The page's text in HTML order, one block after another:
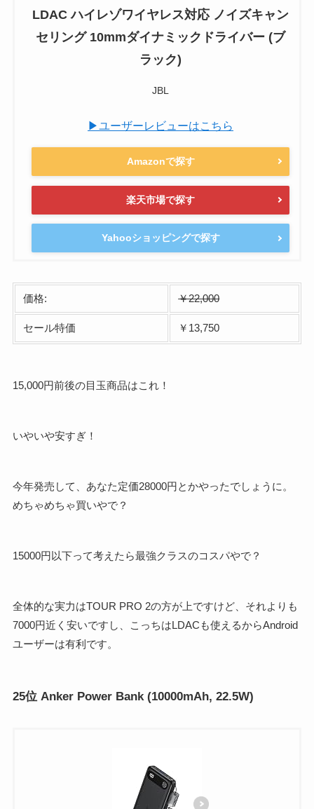
LDAC ハイレゾワイヤレス対応 ノイズキャン
セリング 10mmダイナミックドライバー (ブ
ラック)
JBL
▶ユーザーレビューはこちら
Amazonで探す
楽天市場で探す
Yahooショッピングで探す
価格: ￥22,000
セール特価 ￥13,750
15,000円前後の目玉商品はこれ！
いやいや安すぎ！
今年発売して、あなた定価28000円とかやったでしょうに。
めちゃめちゃ買いやで？
15000円以下って考えたら最強クラスのコスパやで？
全体的な実力はTOUR PRO 2の方が上ですけど、それよりも
7000円近く安いですし、こっちはLDACも使えるからAndroid
ユーザーは有利です。
25位 Anker Power Bank(10000mAh, 22.5W)